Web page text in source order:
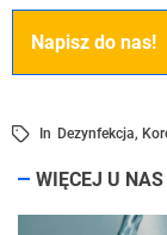
Napisz do nas!
In Dezynfekcja,
WIĘCEJ U NAS